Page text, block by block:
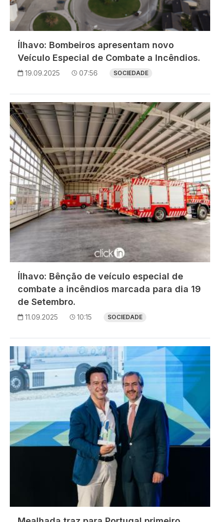
Ílhavo: Bombeiros apresentam novo
Veículo Especial de Combate a Incêndios.
19.09.2025 07:56 SOCIEDADE
Imagem
Ílhavo: Bênção de veículo especial de
combate a incêndios marcada para dia 19
de Setembro.
11.09.2025 10:15 SOCIEDADE
Imagem